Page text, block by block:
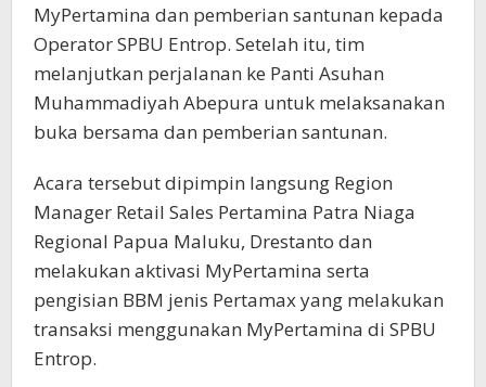
MyPertamina dan pemberian santunan kepada
Operator SPBU Entrop. Setelah itu, tim
melanjutkan perjalanan ke Panti Asuhan
Muhammadiyah Abepura untuk melaksanakan
buka bersama dan pemberian santunan.
Acara tersebut dipimpin langsung Region
Manager Retail Sales Pertamina Patra Niaga
Regional Papua Maluku, Drestanto dan
melakukan aktivasi MyPertamina serta
pengisian BBM jenis Pertamax yang melakukan
transaksi menggunakan MyPertamina di SPBU
Entrop.